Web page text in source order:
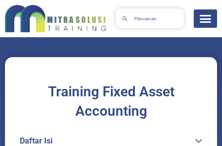
Lewati
ke
Training Fixed Asset
Accounting
Daftar Isi